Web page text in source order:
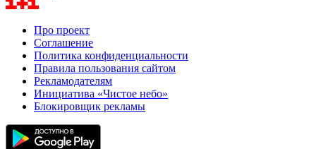
Про проект
Соглашение
Политика конфиденциальности
Правила пользования сайтом
Рекламодателям
Инициатива «Чистое небо»
Блокировщик рекламы